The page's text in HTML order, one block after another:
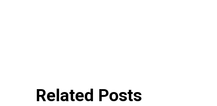
Related Posts